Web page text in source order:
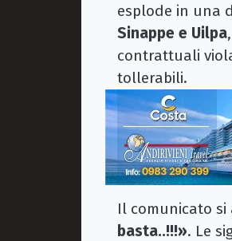
esplode in una
Sinappe e Uilpa
contrattuali
tollerabili.
Il comunicato
basta..!!!». Le